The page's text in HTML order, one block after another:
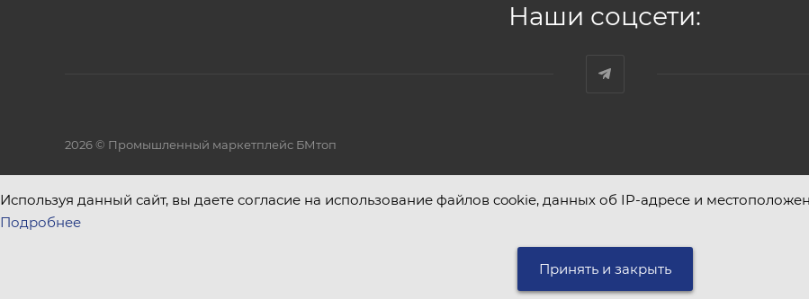
Наши соцсети:
2026 © Промышленный маркетплейс БМтоп
Используя данный сайт, вы даете согласие на использование файлов cookie, данных об IP-адресе и
Подробнее
Принять и закрыть